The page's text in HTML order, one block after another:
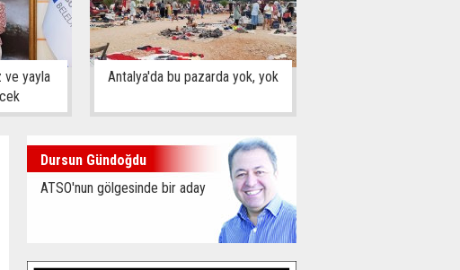
ve yayla
Antalya'da bu pazarda yok, yok
Dursun Gündoğdu
ATSO'nun gölgesinde bir aday